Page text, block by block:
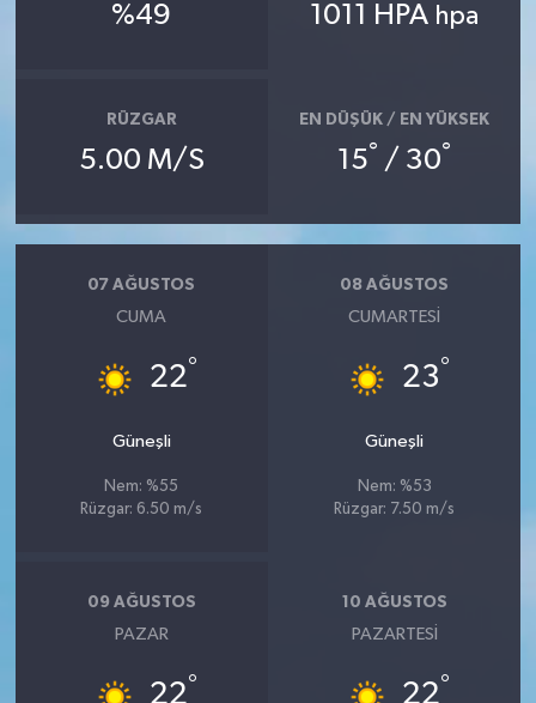
%49 1011 HPA hpa
RÜZGAR
5.00 M/S
EN DÜŞÜK / EN YÜKSEK
15° / 30°
07 AĞUSTOS
CUMA
22°
Güneşli
Nem: %55
Rüzgar: 6.50 m/s
08 AĞUSTOS
CUMARTESI
23°
Güneşli
Nem: %53
Rüzgar: 7.50 m/s
09 AĞUSTOS
PAZAR
22°
10 AĞUSTOS
PAZARTESI
22°